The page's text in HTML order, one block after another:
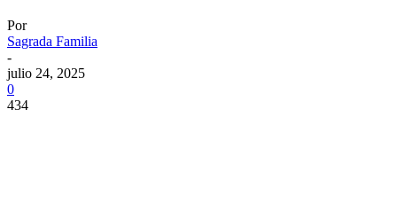
Por
Sagrada Familia
-
julio 24, 2025
0
434